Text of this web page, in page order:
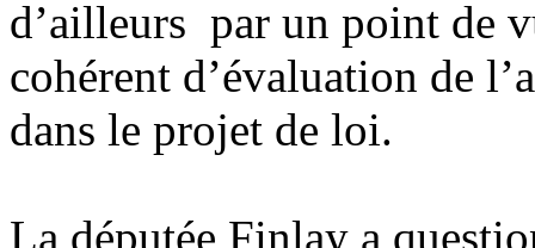
d’ailleurs par un point de
cohérent d’évaluation de
dans le projet de loi.
La députée Finlay a